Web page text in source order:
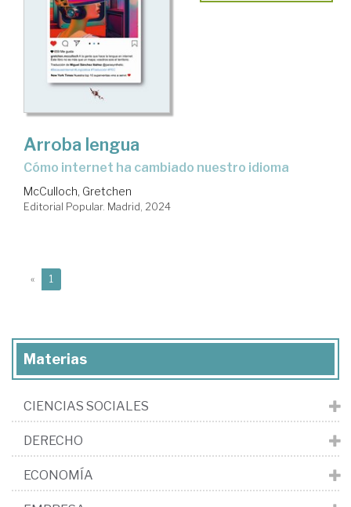
Arroba lengua
cómo internet ha cambiado nuestro idioma
McCulloch, Gretchen
Editorial Popular. Madrid, 2024
« 1
Materias
CIENCIAS SOCIALES
DERECHO
ECONOMÍA